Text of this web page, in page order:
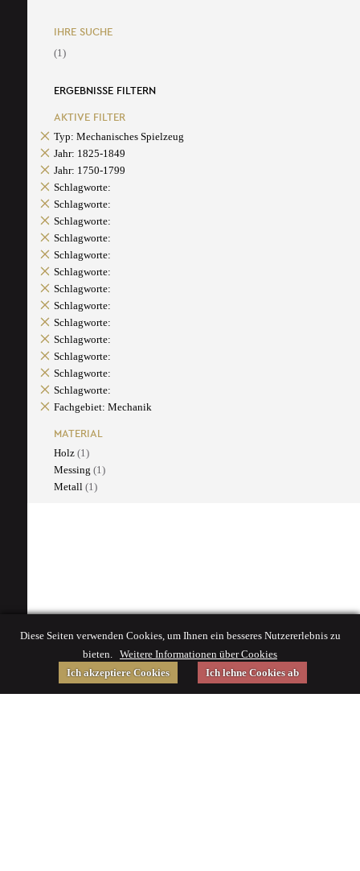
IHRE SUCHE
(1)
ERGEBNISSE FILTERN
AKTIVE FILTER
Typ: Mechanisches Spielzeug
Jahr: 1825-1849
Jahr: 1750-1799
Schlagworte:
Schlagworte:
Schlagworte:
Schlagworte:
Schlagworte:
Schlagworte:
Schlagworte:
Schlagworte:
Schlagworte:
Schlagworte:
Schlagworte:
Schlagworte:
Schlagworte:
Fachgebiet: Mechanik
MATERIAL
Holz (1)
Messing (1)
Metall (1)
Diese Seiten verwenden Cookies, um Ihnen ein besseres Nutzererlebnis zu
bieten. Weitere Informationen über Cookies
Ich akzeptiere Cookies
Ich lehne Cookies ab